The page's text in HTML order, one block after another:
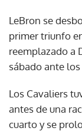
LeBron se
primer triunfo
reemplazado a
sábado ante los
Los Cavaliers
antes de una
cuarto y se